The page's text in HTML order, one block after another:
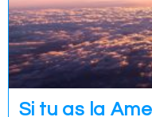
Si tu as la